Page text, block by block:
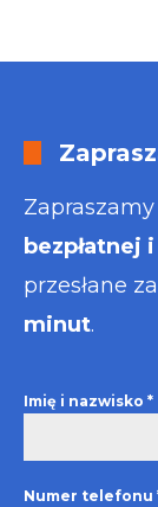
bezpłatnej
przesłane
minut.
Imię i nazwisko *
Numer telefonu